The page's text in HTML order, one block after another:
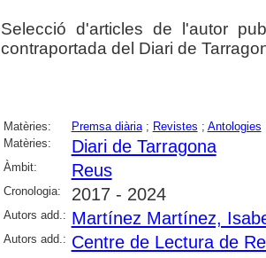
Selecció d'articles de l'autor
contraportada del Diari de
Matèries: Premsa diària; Revistes ; Antologies
Matèries:
Diari de Tarragona
Àmbit: Reus
Cronologia: 2017 - 2024
Autors add.: Martínez Martínez,
Autors add.: Centre de Lectura de